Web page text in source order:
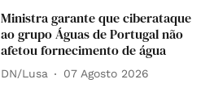
Ministra garante que ciberataque
ao grupo Águas de Portugal não
afetou fornecimento de água
DN/Lusa 07 Agosto 2026